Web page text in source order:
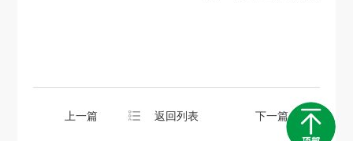
上一篇 返回列表 下一篇